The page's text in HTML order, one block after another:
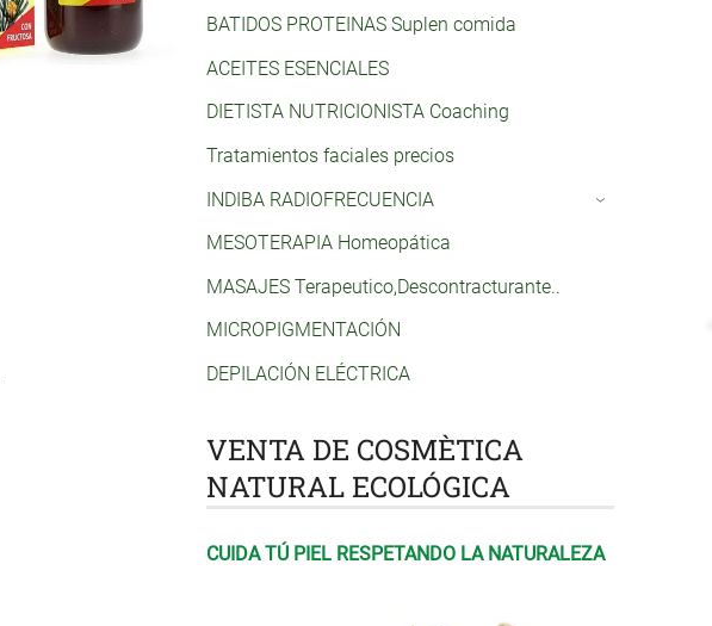
BATIDOS PROTEINAS Suplen comida
ACEITES ESENCIALES
DIETISTA NUTRICIONISTA Coaching
Tratamientos faciales precios
INDIBA RADIOFRECUENCIA
›
MESOTERAPIA Homeopática
MASAJES Terapeutico,Descontracturante..
MICROPIGMENTACIÓN
DEPILACIÓN ELÉCTRICA
VENTA DE COSMÈTICA
NATURAL ECOLÓGICA
CUIDA TÚ PIEL RESPETANDO LA NATURALEZA